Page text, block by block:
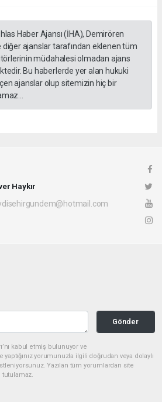
Haber Ajansı (İHA), Demirören
diğer ajanslar tarafından eklenen tüm
müdahalesi olmadan ajans
Bu haberlerde yer alan hukuki
ajanslar olup sitemizin hiç bir
Haykır
Gönder
kabul etmiş bulunuyor ve
yorumunuzla ilgili doğrudan veya dolaylı
Yazılan tüm yorumlardan site